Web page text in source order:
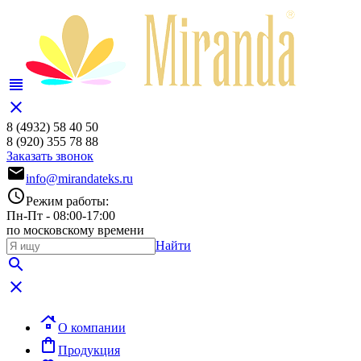
view_headline
close
8 (4932) 58 40 50
8 (920) 355 78 88
Заказать звонок
mailinfo@mirandateks.ru
scheduleРежим работы:
Пн-Пт - 08:00-17:00
по московскому времени
Найти
search
close
roofingО компании
shopping_bag Продукция